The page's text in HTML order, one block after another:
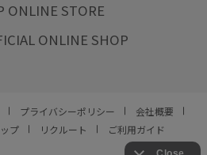
ONLINE STORE
ONLINE SHOP
プライバシーポリシー
会社概要
プ リクルート ご利用ガイド